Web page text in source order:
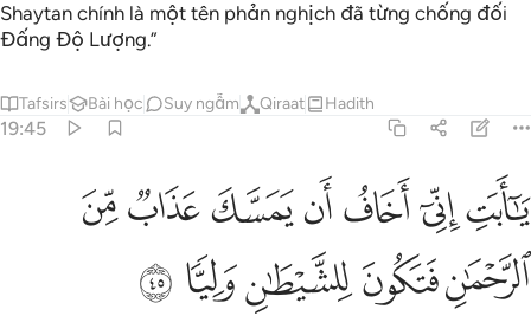
Shaytan chính là một tên phản nghịch đã từng chống đối
Đấng Độ Lượng.”
Tafsirs Bài học Suy ngẫm Qiraat Hadith
19:45
يا ابت اني اخاف ان يمسك عذاب من الرحمان فتكون للشيطان وليا ٤٥
يَـٰٓأَبَتِ إِنِّىٓ أَخَافُ أَن يَمَسَّكَ عَذَابٌۭ مِّنَ ٱلرَّحْمَـٰنِ فَتَكُونَ لِلشَّيْطَـٰنِ
ﲊﲋﲌﲍﲎﲏﲐ
ﲑﲒﲓﲔ ﲕ